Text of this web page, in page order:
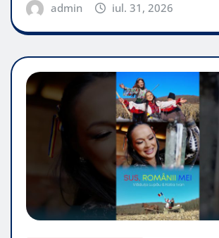
admin iul. 31, 2026